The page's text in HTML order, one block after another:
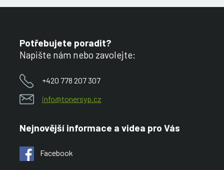
Potřebujete poradit?
Napište nám nebo zavolejte:
+420 778 207 307
info@tonersyp.cz
Nejnovější informace a videa pro Vás
Facebook